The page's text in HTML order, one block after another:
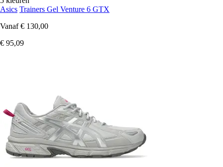
Asics Trainers Gel Venture 6 GTX
Vanaf € 130,00
€ 95,09